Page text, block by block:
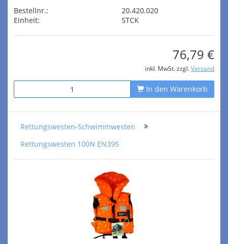
Bestellnr.:
20.420.020
Einheit:
STCK
76,79 €
inkl. MwSt. zzgl. Versand
In den Warenkorb
Rettungswesten-Schwimmwesten
Rettungswesten 100N EN395